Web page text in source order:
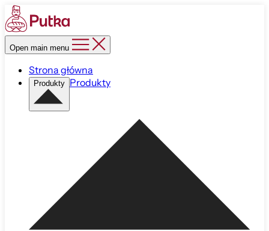
Open main menu
Strona główna
Produkty Produkty